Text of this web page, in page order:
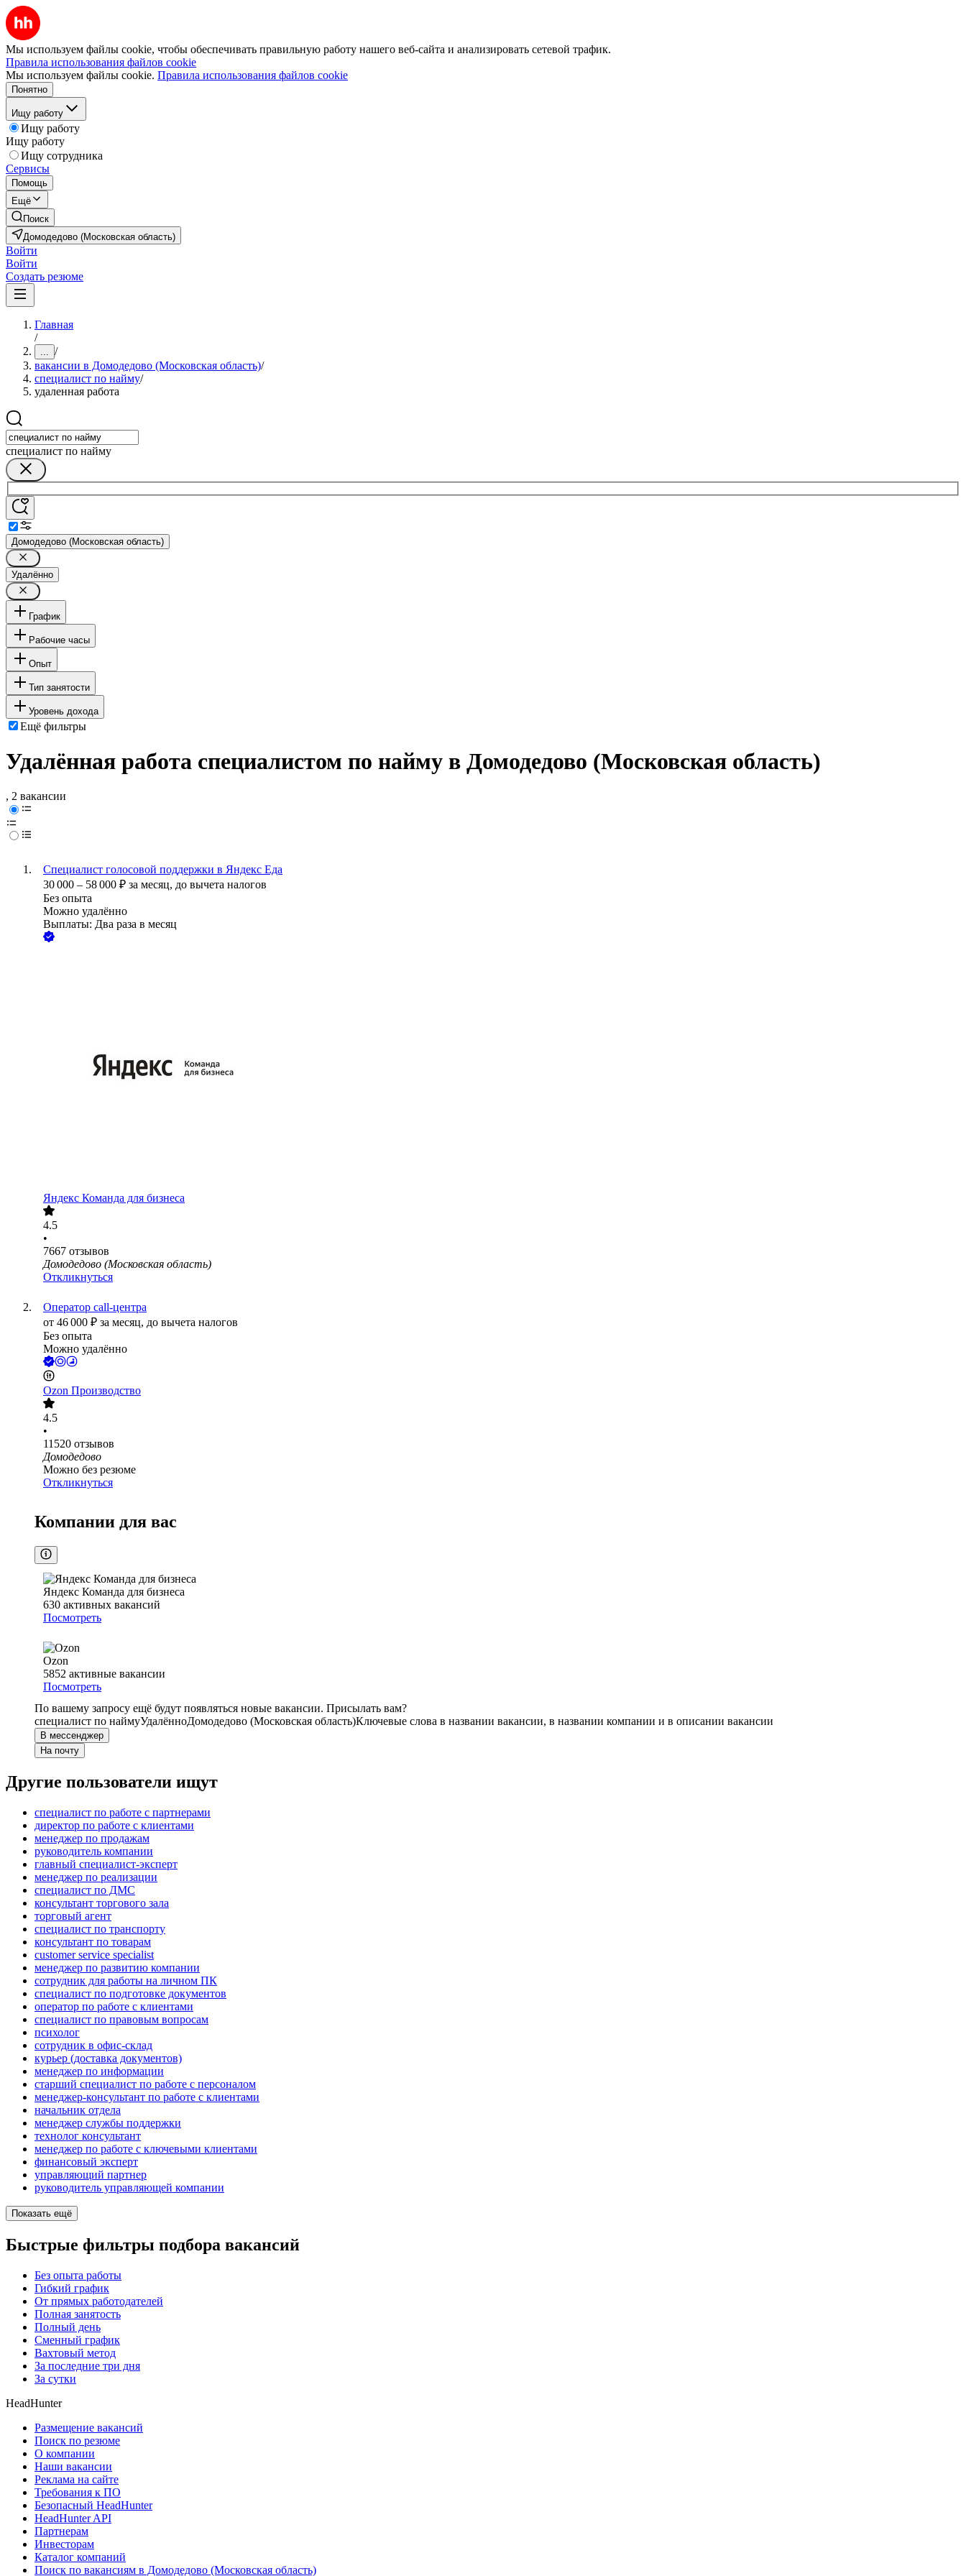
Мы используем файлы cookie, чтобы обеспечивать правильную работу нашего веб-сайта и анализировать сетевой трафик.
Правила использования файлов cookie
Мы используем файлы cookie. Правила использования файлов cookie
Понятно
Ищу работу
Ищу работу
Ищу работу
Ищу сотрудника
Сервисы
Помощь
Ещё
Поиск
Домодедово (Московская область)
Войти
Войти
Создать резюме
Главная
/
... /
вакансии в Домодедово (Московская область)/
специалист по найму/
удаленная работа
специалист по найму
Домодедово (Московская область)
Удалённо
График
Рабочие часы
Опыт
Тип занятости
Уровень дохода
Ещё фильтры
Удалённая работа специалистом по найму в Домодедово (Московская область)
, 2 вакансии
Специалист голосовой поддержки в Яндекс Еда
30 000 – 58 000 ₽ за месяц, до вычета налогов
Без опыта
Можно удалённо
Выплаты: Два раза в месяц
Яндекс Команда для бизнеса
4.5
•
7667 отзывов
Домодедово (Московская область)
Откликнуться
Оператор call-центра
от 46 000 ₽ за месяц, до вычета налогов
Без опыта
Можно удалённо
Ozon Производство
4.5
•
11520 отзывов
Домодедово
Можно без резюме
Откликнуться
Компании для вас
Яндекс Команда для бизнеса
630 активных вакансий
Посмотреть
Ozon
5852 активные вакансии
Посмотреть
По вашему запросу ещё будут появляться новые вакансии. Присылать вам?
специалист по наймуУдалённоДомодедово (Московская область)Ключевые слова в названии вакансии, в названии компании и в описании вакансии
В мессенджер
На почту
Другие пользователи ищут
специалист по работе с партнерами
директор по работе с клиентами
менеджер по продажам
руководитель компании
главный специалист-эксперт
менеджер по реализации
специалист по ДМС
консультант торгового зала
торговый агент
специалист по транспорту
консультант по товарам
customer service specialist
менеджер по развитию компании
сотрудник для работы на личном ПК
специалист по подготовке документов
оператор по работе с клиентами
специалист по правовым вопросам
психолог
сотрудник в офис-склад
курьер (доставка документов)
менеджер по информации
старший специалист по работе с персоналом
менеджер-консультант по работе с клиентами
начальник отдела
менеджер службы поддержки
технолог консультант
менеджер по работе с ключевыми клиентами
финансовый эксперт
управляющий партнер
руководитель управляющей компании
Показать ещё
Быстрые фильтры подбора вакансий
Без опыта работы
Гибкий график
От прямых работодателей
Полная занятость
Полный день
Сменный график
Вахтовый метод
За последние три дня
За сутки
HeadHunter
Размещение вакансий
Поиск по резюме
О компании
Наши вакансии
Реклама на сайте
Требования к ПО
Безопасный HeadHunter
HeadHunter API
Партнерам
Инвесторам
Каталог компаний
Поиск по вакансиям в Домодедово (Московская область)